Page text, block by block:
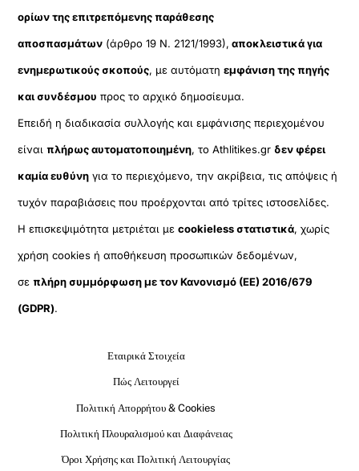
ορίων της επιτρεπόμενης παράθεσης
αποσπασμάτων (άρθρο 19 Ν. 2121/1993), αποκλειστικά για
ενημερωτικούς σκοπούς, με αυτόματηεμφάνιση της πηγής
και συνδέσμου προς το αρχικό δημοσίευμα.
Επειδή η διαδικασία συλλογής και εμφάνισης περιεχομένου
είναιπλήρως αυτοματοποιημένη, το Athlitikes.gr δεν φέρει
καμία ευθύνη για το περιεχόμενο, την ακρίβεια, τις απόψεις ή
τυχόν παραβιάσεις που προέρχονται από τρίτες ιστοσελίδες.
Η επισκεψιμότητα μετριέται μεcookieless στατιστικά, χωρίς
χρήση cookies ή αποθήκευση προσωπικών δεδομένων,
σεπλήρη συμμόρφωση με τον Κανονισμό (ΕΕ) 2016/679
(GDPR).
Εταιρικά Στοιχεία
Πώς Λειτουργεί
Πολιτική Απορρήτου & Cookies
Πολιτική Πλουραλισμού και Διαφάνειας
Όροι Χρήσης και Πολιτική Λειτουργίας